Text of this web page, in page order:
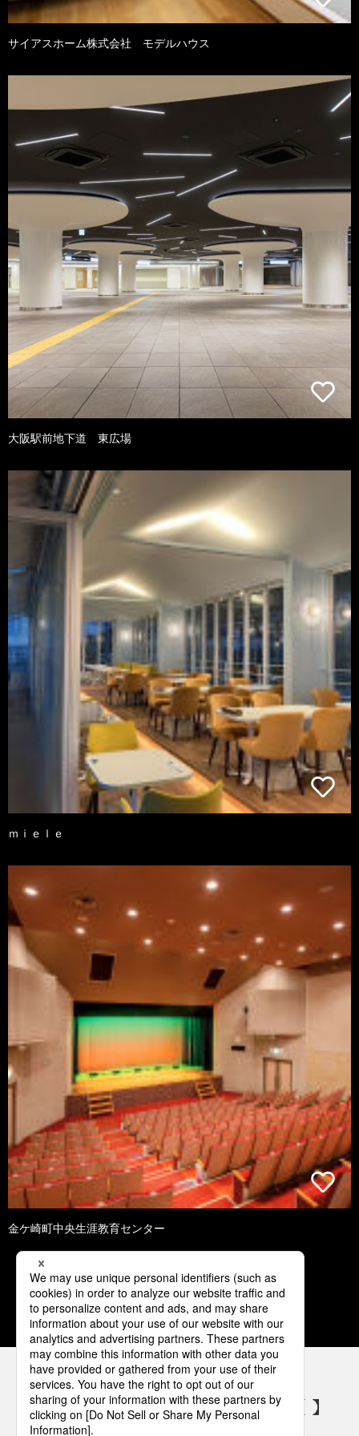
サイアスホーム株式会社 モデルハウス
大阪駅前地下道 東広場
ｍｉｅｌｅ
金ケ崎町中央生涯教育センター
1 2 3 4 5
パナソニックの電気設備 SNSアカウント